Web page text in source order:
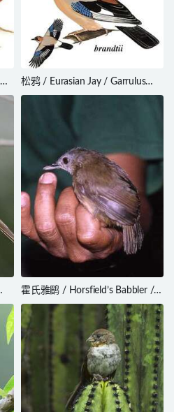
松鸦 / Eurasian Jay / Garrulus
glandarius
霍氏雅鹛 / Horsfield’s Babbler /
Malacocincla sepiaria